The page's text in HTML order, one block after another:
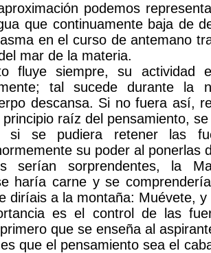
podemos
que continuamente baja de
en el curso de antemano
mar de la materia.
fluye siempre, su actividad
tal sucede durante la
descansa. Si no fuera así,
raíz del pensamiento,
si se pudiera retener las
su poder al ponerlas
serían sorprendentes, la
haría carne y se
diríais a la montaña: Muévete, y
es el control de las
que se enseña al
que el pensamiento sea el